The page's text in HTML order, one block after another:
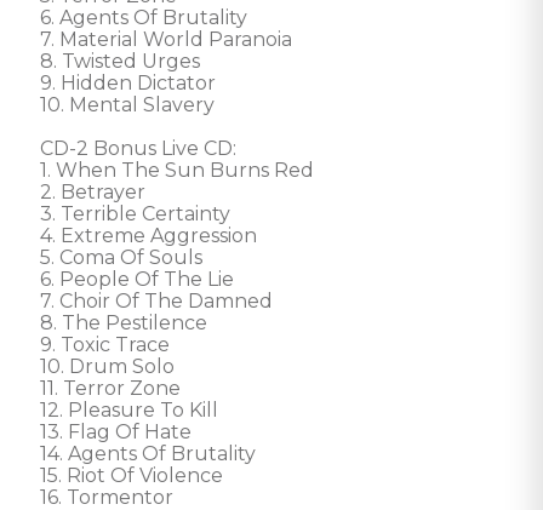
6. Agents Of Brutality
7. Material World Paranoia
8. Twisted Urges
9. Hidden Dictator
10. Mental Slavery
CD-2 Bonus Live CD:
1. When The Sun Burns Red
2. Betrayer
3. Terrible Certainty
4. Extreme Aggression
5. Coma Of Souls
6. People Of The Lie
7. Choir Of The Damned
8. The Pestilence
9. Toxic Trace
10. Drum Solo
11. Terror Zone
12. Pleasure To Kill
13. Flag Of Hate
14. Agents Of Brutality
15. Riot Of Violence
16. Tormentor